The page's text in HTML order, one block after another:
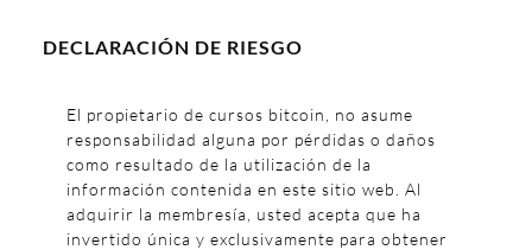
DECLARACIÓN DE RIESGO
El propietario de cursos bitcoin, no asume
responsabilidad alguna por pérdidas o daños
como resultado de la utilización de la
información contenida en este sitio web. Al
adquirir la membresía, usted acepta que ha
invertido única y exclusivamente para obtener